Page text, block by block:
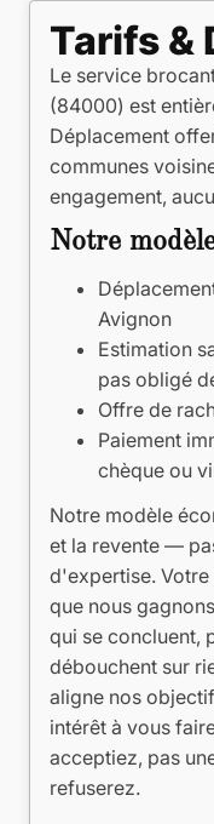
Tarifs &
Le service
(84000) est
Déplacement
communes
engagement,
Notre
Avignon
Estimation
pas obligé
Offre de
Paiement
chèque ou
Notre modèle
et la revente —
d'expertise.
que nous
qui se concluent,
débouchent sur
aligne nos
intérêt à vous
acceptiez, pas
refuserez.